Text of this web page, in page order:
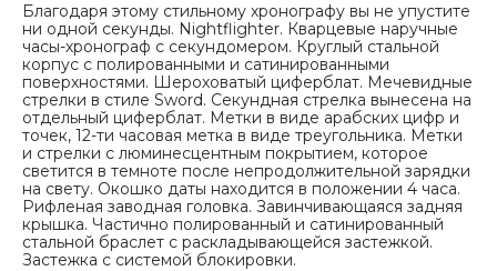
Благодаря этому стильному хронографу вы не упустите
ни одной секунды. Nightflighter. Кварцевые наручные
часы-хронограф с секундомером. Круглый стальной
корпус с полированными и сатинированными
поверхностями. Шероховатый циферблат. Мечевидные
стрелки в стиле Sword. Секундная стрелка вынесена на
отдельный циферблат. Метки в виде арабских цифр и
точек, 12-ти часовая метка в виде треугольника. Метки
и стрелки с люминесцентным покрытием, которое
светится в темноте после непродолжительной зарядки
на свету. Окошко даты находится в положении 4 часа.
Рифленая заводная головка. Завинчивающаяся задняя
крышка. Частично полированный и сатинированный
стальной браслет с раскладывающейся застежкой.
Застежка с системой блокировки.